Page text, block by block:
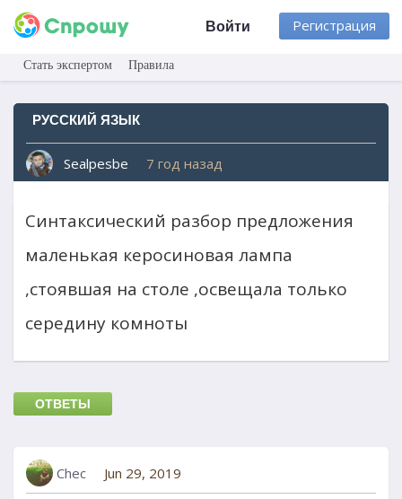
Регистрация
Войти
Стать экспертом Правила
РУССКИЙ ЯЗЫК
Sealpesbe 7 год назад
Синтаксический разбор предложения
маленькая керосиновая лампа
,стоявшая на столе ,освещала только
середину комноты
ОТВЕТЫ
Chec Jun 29, 2019